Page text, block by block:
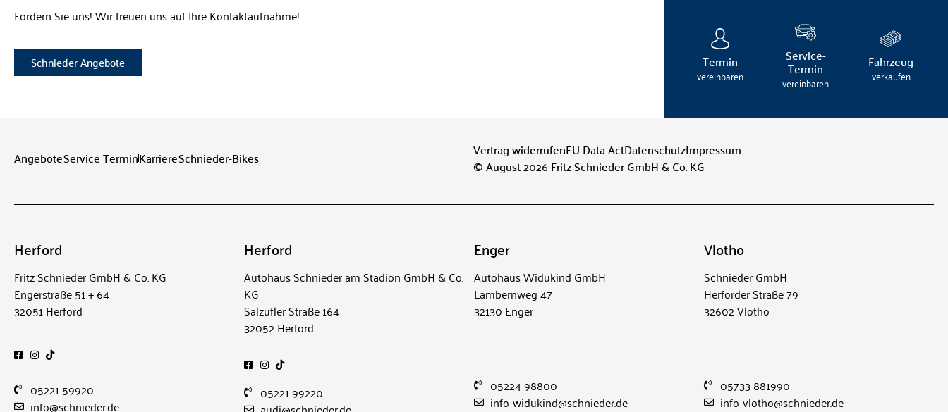
Fordern Sie uns! Wir freuen uns auf Ihre Kontaktaufnahme!
Schnieder Angebote Termin
vereinbaren
Service-
Termin
vereinbaren
Fahrzeug
verkaufen
AngeboteService TerminKarriereSchnieder-Bikes Vertrag widerrufenEU Data ActDatenschutzImpressum
© August 2026 Fritz Schnieder GmbH & Co. KG
Herford
Fritz Schnieder GmbH & Co. KG
Engerstraße 51 + 64
32051 Herford
05221 59920
info@schnieder.de
Herford
Autohaus Schnieder am Stadion GmbH & Co.
KG
Salzufler Straße 164
32052 Herford
05221 99220
Enger
Autohaus Widukind GmbH
Lambernweg 47
32130 Enger
05224 98800
info-widukind@schnieder.de
Vlotho
Schnieder GmbH
Herforder Straße 79
32602 Vlotho
05733 881990
info-vlotho@schnieder.de